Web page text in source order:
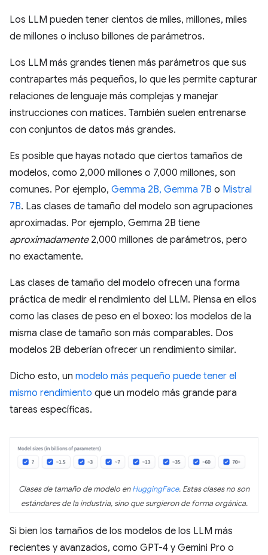
Los LLM pueden tener cientos de miles, millones, miles
de millones o incluso billones de parámetros.
Los LLM más grandes tienen más parámetros que sus
contrapartes más pequeños, lo que les permite capturar
relaciones de lenguaje más complejas y manejar
instrucciones con matices. También suelen entrenarse
con conjuntos de datos más grandes.
Es posible que hayas notado que ciertos tamaños de
modelos, como 2,000 millones o 7,000 millones, son
comunes. Por ejemplo, Gemma 2B, Gemma 7B o Mistral
7B. Las clases de tamaño del modelo son agrupaciones
aproximadas. Por ejemplo, Gemma 2B tiene
aproximadamente2,000 millones de parámetros, pero
no exactamente.
Las clases de tamaño del modelo ofrecen una forma
práctica de medir el rendimiento del LLM. Piensa en ellos
como las clases de peso en el boxeo: los modelos de la
misma clase de tamaño son más comparables. Dos
modelos 2B deberían ofrecer un rendimiento similar.
Dicho esto, un modelo más pequeño puede tener el
mismo rendimiento que un modelo más grande para
tareas específicas.
Clases de tamaño de modelo enHuggingFace. Estas clases no son
estándares de la industria, sino que surgieron de forma orgánica.
Si bien los tamaños de los modelos de los LLM más
recientes y avanzados, como GPT-4 y Gemini Pro o